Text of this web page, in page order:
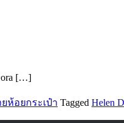
[…]
ห้อยกระเป๋า Tagged Helen